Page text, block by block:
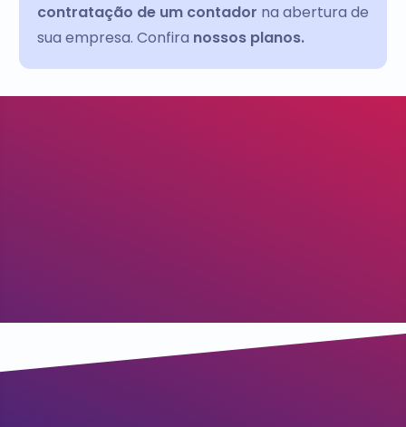
contratação de um contador na abertura de
sua empresa. Confira nossos planos.